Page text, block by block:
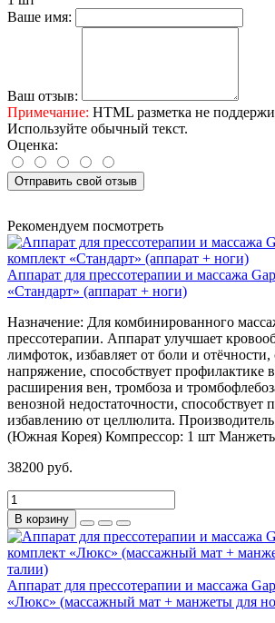
Ваше имя:
Ваш отзыв:
Примечание: HTML разметка не
Используйте обычный текст.
Оценка:
Отправить свой отзыв
Рекомендуем посмотреть
Аппарат для прессотерапии и массажа
«Стандарт» (аппарат + ноги)
Назначение: Для комбинированного
прессотерапии. Аппарат улучшает
лимфоток, избавляет от боли и
напряжение, способствует профилактике
расширения вен, тромбоза и
венозной недостаточности, способствует
избавлению от целлюлита.
(Южная Корея) Компрессор: 1 шт
38200 руб.
В корзину
Аппарат для прессотерапии и массажа
«Люкс» (массажный мат + манжеты для